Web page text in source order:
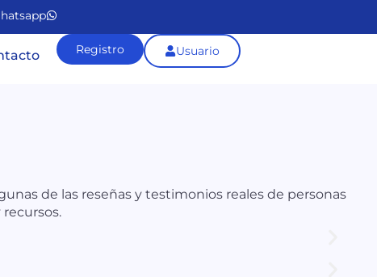
Registro Usuario
de las reseñas y testimonios reales de personas